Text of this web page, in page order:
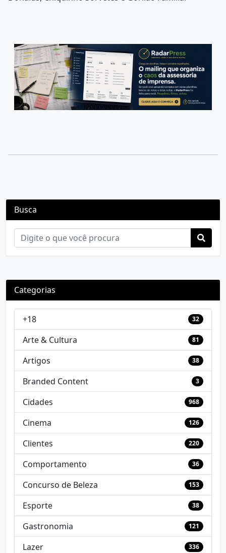
Busca
Categorias
+18 32
Arte & Cultura 81
Artigos 38
Branded Content 3
Cidades 968
Cinema 126
Clientes 220
Comportamento 36
Concurso de Beleza 153
Esporte 38
Gastronomia 121
Lazer 336